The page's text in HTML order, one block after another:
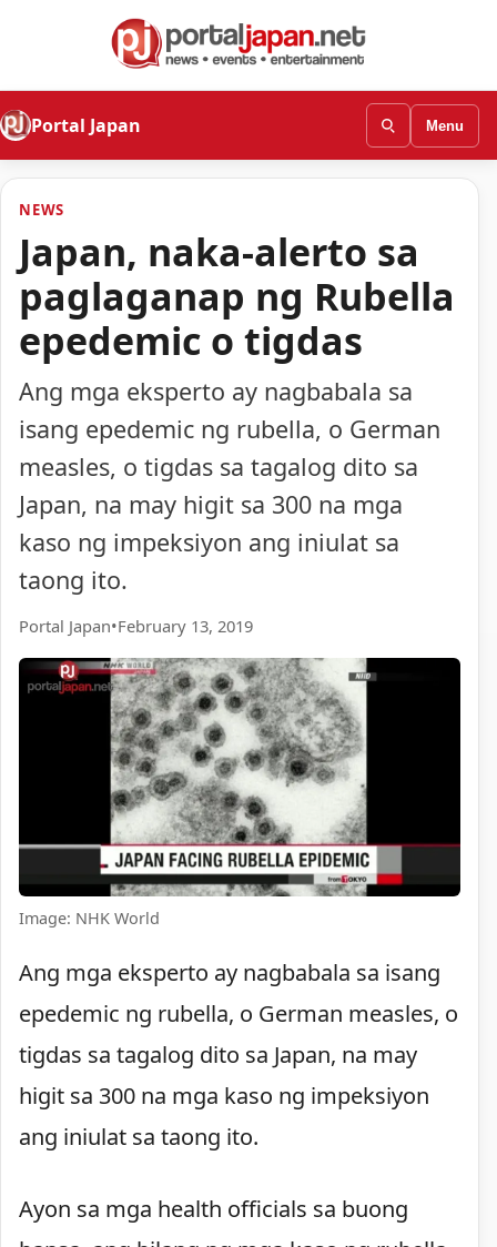
Portal Japan Menu
NEWS
Japan, naka-alerto sa
paglaganap ng Rubella
epedemic o tigdas
Ang mga eksperto ay nagbabala sa
isang epedemic ng rubella, o German
measles, o tigdas sa tagalog dito sa
Japan, na may higit sa 300 na mga
kaso ng impeksiyon ang iniulat sa
taong ito.
Portal Japan•February 13, 2019
Image: NHK World
Ang mga eksperto ay nagbabala sa isang
epedemic ng rubella, o German measles, o
tigdas sa tagalog dito sa Japan, na may
higit sa 300 na mga kaso ng impeksiyon
ang iniulat sa taong ito.
Ayon sa mga health officials sa buong